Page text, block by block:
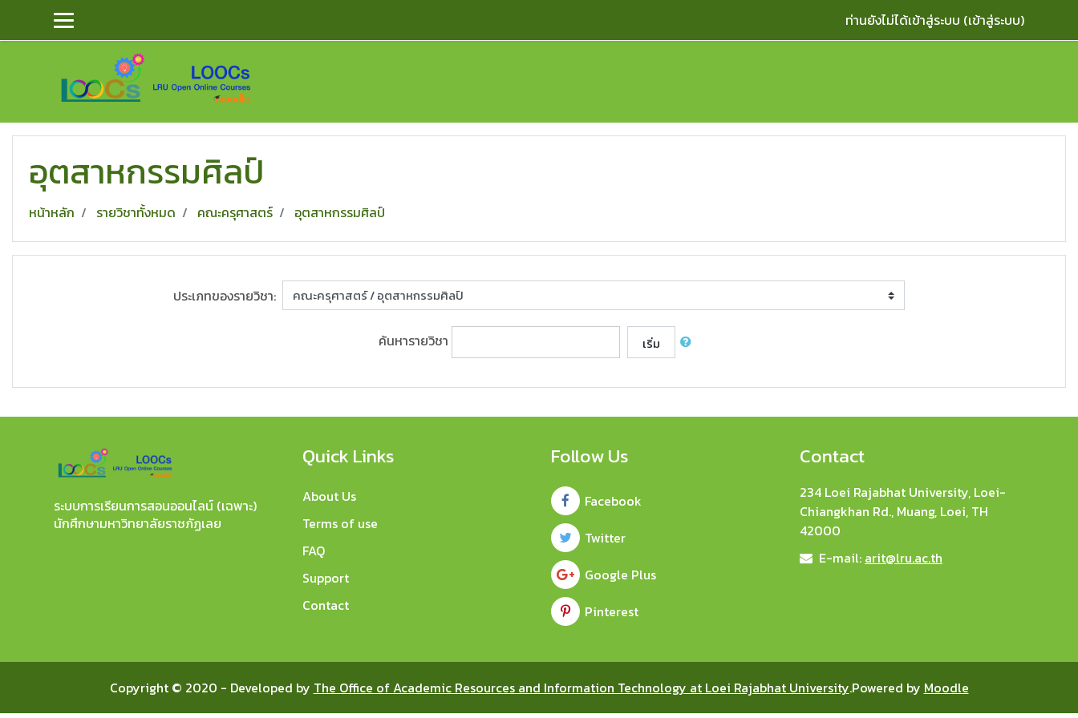
ข้ามไปยังเนื้อหาหลัก
ท่านยังไม่ได้เข้าสู่ระบบ (เข้าสู่ระบบ)
อุตสาหกรรมศิลป์
หน้าหลัก รายวิชาทั้งหมด คณะครุศาสตร์ อุตสาหกรรมศิลป์
ประเภทของรายวิชา:
ค้นหารายวิชา เริ่ม
ระบบการเรียนการสอนออนไลน์ (เฉพาะ)
นักศึกษามหาวิทยาลัยราชภัฏเลย
Quick Links
About Us
Terms of use
FAQ
Support
Contact
Follow Us
Facebook
Twitter
Google Plus
Pinterest
Contact
234 Loei Rajabhat University, Loei-
Chiangkhan Rd., Muang, Loei, TH
42000
E-mail: arit@lru.ac.th
Copyright © 2020 - Developed by The Office of Academic Resources and Information Technology at Loei Rajabhat University.Powered by Moodle